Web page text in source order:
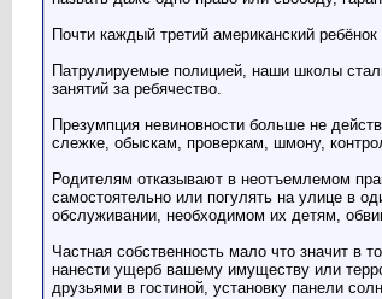
Почти каждый третий американский
Патрулируемые полицией, наши школы
занятий за ребячество.
Презумпция невиновности больше не
слежке, обыскам, проверкам, шмону,
Родителям отказывают в неотъемлемом
самостоятельно или погулять на улице в
обслуживании, необходимом их детям,
Частная собственность мало что значит в
нанести ущерб вашему имуществу или
друзьями в гостиной, установку панели